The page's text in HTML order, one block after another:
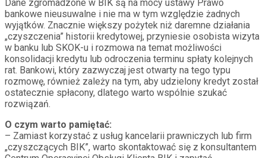
Dane zgromadzone w BIK są na mocy ustawy Prawo
bankowe nieusuwalne i nie ma w tym względzie żadnych
wyjątków. Znacznie większy pożytek niż daremne działania
„czyszczenia” historii kredytowej, przyniesie osobista wizyta
w banku lub SKOK-u i rozmowa na temat możliwości
konsolidacji kredytu lub odroczenia terminu spłaty kolejnych
rat. Bankowi, który zazwyczaj jest otwarty na tego typu
rozmowę, również zależy na tym, aby udzielony kredyt został
ostatecznie spłacony, dlatego warto wspólnie szukać
rozwiązań.
O czym warto pamiętać:
– Zamiast korzystać z usług kancelarii prawniczych lub firm
„czyszczących BIK”, warto skontaktować się z konsultantem